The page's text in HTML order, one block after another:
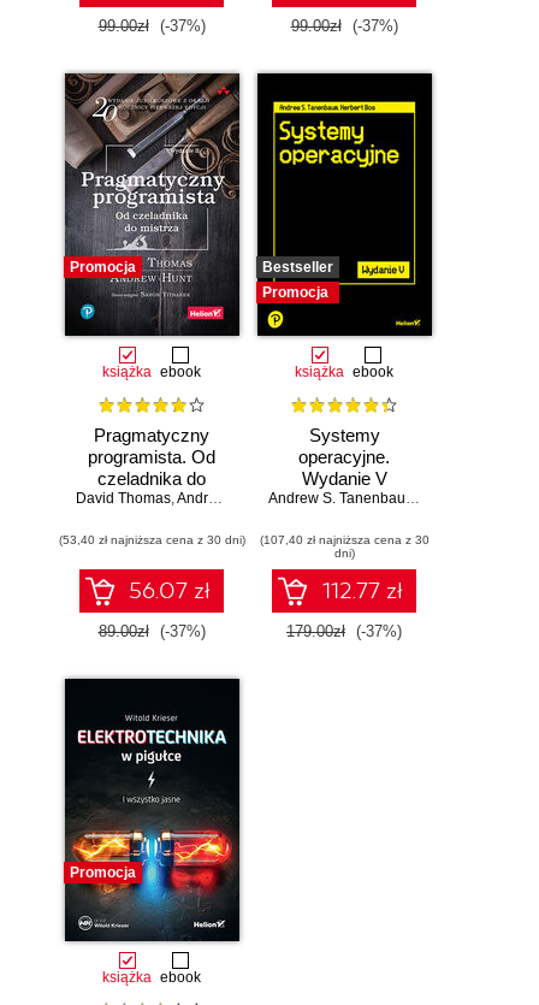
99.00zł (-37%) 99.00zł (-37%)
Promocja
książka ebook
Pragmatyczny
programista. Od
czeladnika do
mistrza. Wydanie II
David Thomas,Andrew Hunt
(53,40 zł najniższa cena z 30 dni)
56.07 zł
89.00zł (-37%)
Bestseller
Promocja
książka ebook
Systemy
operacyjne.
Wydanie V
Andrew S. Tanenbaum,
(107,40 zł najniższa cena z 30
dni)
112.77 zł
179.00zł (-37%)
Promocja
książka ebook